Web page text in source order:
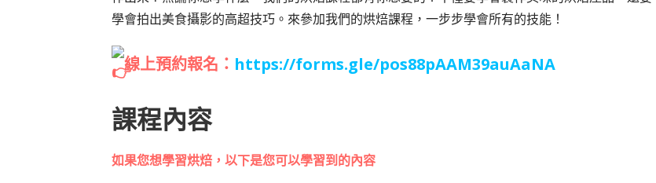
學會拍出美食攝影的高超技巧。來參加我們的烘焙課程，一步步學會所有的技能！
線上預約報名： https://forms.gle/pos88pAAM39auAaNA
課程內容
如果您想學習烘焙，以下是您可以學習到的內容